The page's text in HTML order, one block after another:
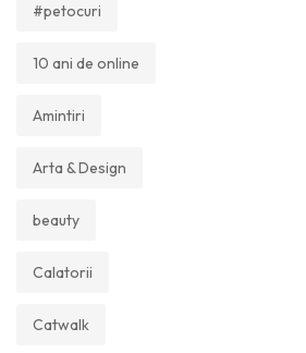
#petocuri
10 ani de online
Amintiri
Arta & Design
beauty
Calatorii
Catwalk